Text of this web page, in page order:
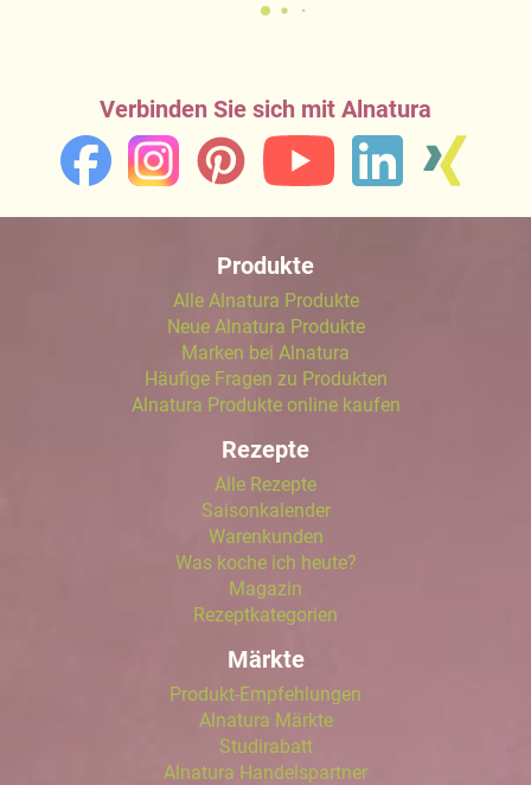
Verbinden Sie sich mit Alnatura
Produkte
Alle Alnatura Produkte
Neue Alnatura Produkte
Marken bei Alnatura
Häufige Fragen zu Produkten
Alnatura Produkte online kaufen
Rezepte
Alle Rezepte
Saisonkalender
Warenkunden
Was koche ich heute?
Magazin
Rezeptkategorien
Märkte
Produkt-Empfehlungen
Alnatura Märkte
Studirabatt
Alnatura Handelspartner